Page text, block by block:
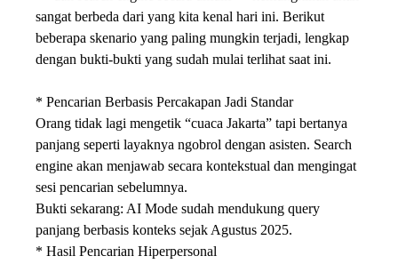
sangat berbeda dari yang kita kenal hari ini. Berikut
beberapa skenario yang paling mungkin terjadi, lengkap
dengan bukti-bukti yang sudah mulai terlihat saat ini.
* Pencarian Berbasis Percakapan Jadi Standar
Orang tidak lagi mengetik “cuaca Jakarta” tapi bertanya
panjang seperti layaknya ngobrol dengan asisten. Search
engine akan menjawab secara kontekstual dan mengingat
sesi pencarian sebelumnya.
Bukti sekarang: AI Mode sudah mendukung query
panjang berbasis konteks sejak Agustus 2025.
* Hasil Pencarian Hiperpersonal